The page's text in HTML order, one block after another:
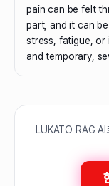
pain can be felt
part, and it can
stress, fatigue, or
and temporary,
LUKATO RAG AI